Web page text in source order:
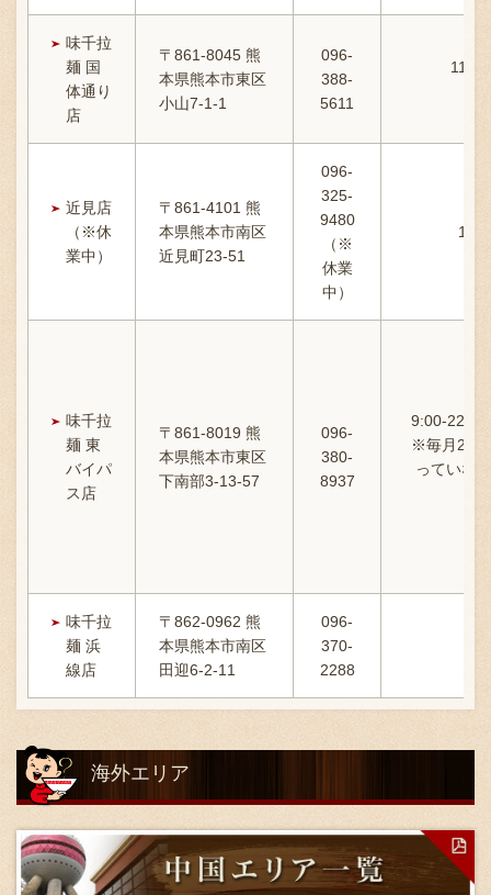
味千拉
麺 国
体通り
店
〒861-8045 熊
本県熊本市東区
小山7-1-1
096-
388-
5611
近見店
（※休
業中）
〒861-4101 熊
本県熊本市南区
近見町23-51
096-
325-
9480
（※
休業
中）
味千拉
麺 東
バイパ
ス店
〒861-8019 熊
本県熊本市東区
下南部3-13-57
096-
380-
8937
9:00-
※毎月22日
っていな
味千拉
麺 浜
線店
〒862-0962 熊
本県熊本市南区
田迎6-2-11
096-
370-
2288
海外エリア